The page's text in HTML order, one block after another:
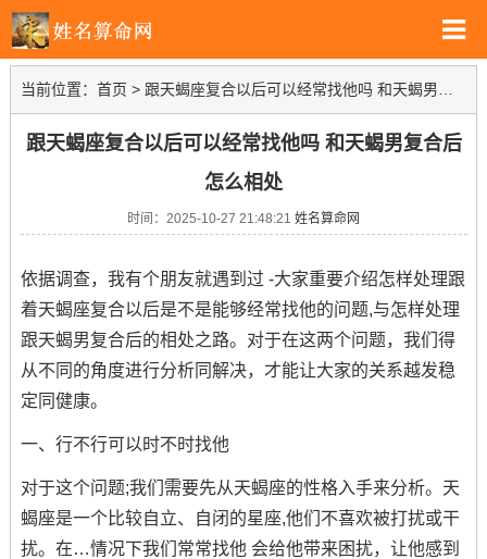
当前位置： 首页 > 跟天蝎座复合以后可以经常找他吗 和天蝎男复合后怎么相处
跟天蝎座复合以后可以经常找他吗 和天蝎男复合后
怎么相处
时间：2025-10-27 21:48:21 姓名算命网
依据调查，我有个朋友就遇到过 -大家重要介绍怎样处理跟
着天蝎座复合以后是不是能够经常找他的问题,与怎样处理
跟天蝎男复合后的相处之路。对于在这两个问题，我们得
从不同的角度进行分析同解决，才能让大家的关系越发稳
定同健康。
一、行不行可以时不时找他
对于这个问题;我们需要先从天蝎座的性格入手来分析。天
蝎座是一个比较自立、自闭的星座,他们不喜欢被打扰或干
扰。在…情况下我们常常找他 会给他带来困扰，让他感到